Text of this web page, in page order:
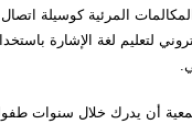
المرئية كوسيلة
لتعليم لغة الإشارة
أن يدرك خلال سنوات